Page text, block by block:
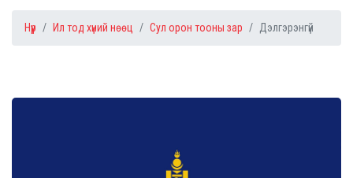
Нүүр Ил тод хүний нөөц Сул орон тооны зар Дэлгэрэнгүй